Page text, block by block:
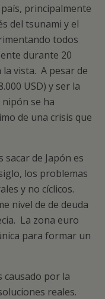
principalmente
del tsunami y el
todos
durante 20
la vista. A pesar de
USD) y ser la
se ha
de una crisis que
de Japón es
los problemas
y no cíclicos.
nivel de de deuda
La zona euro
para formar un
causado por la
reales.